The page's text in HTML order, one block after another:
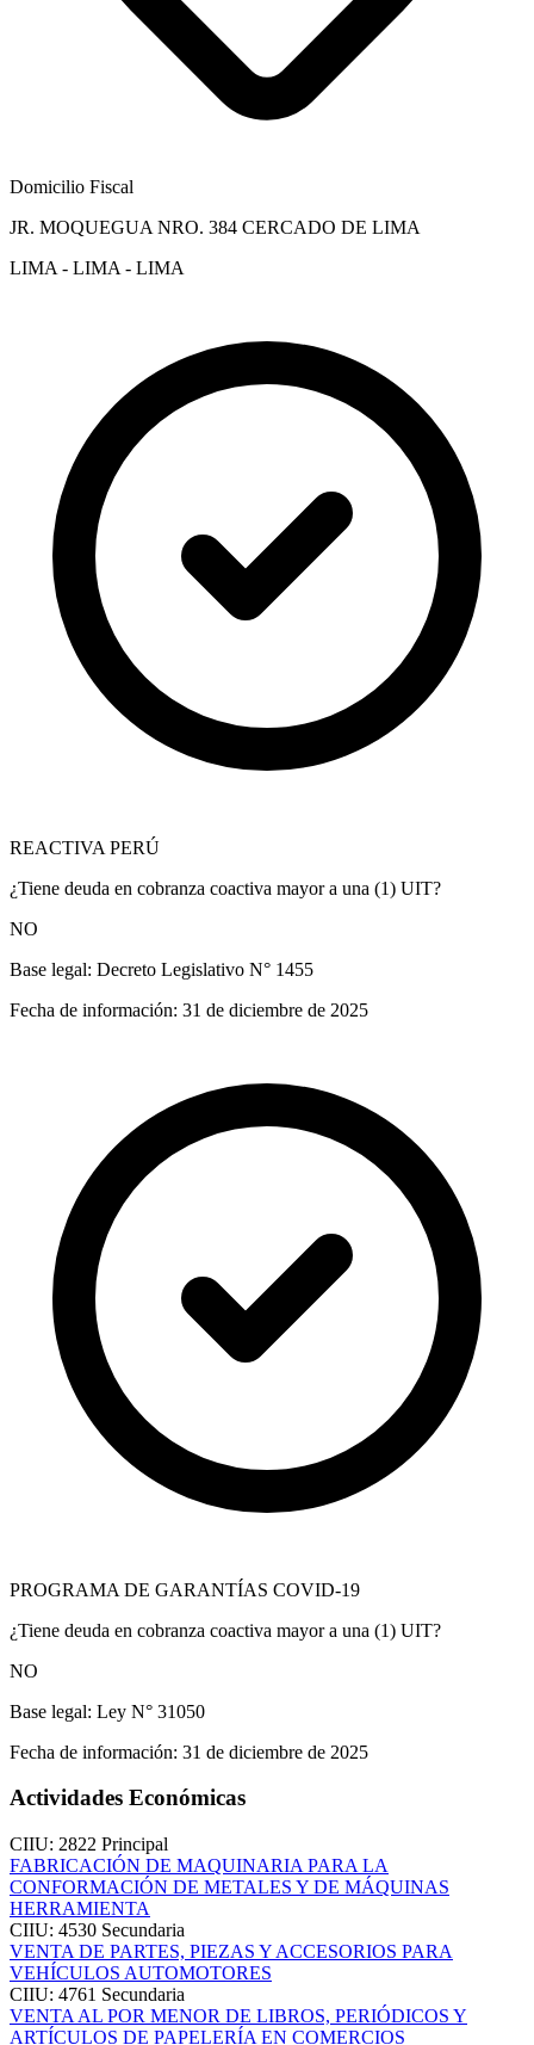
Domicilio Fiscal
JR. MOQUEGUA NRO. 384 CERCADO DE LIMA
LIMA - LIMA - LIMA
REACTIVA PERÚ
¿Tiene deuda en cobranza coactiva mayor a una (1) UIT?
NO
Base legal: Decreto Legislativo N° 1455
Fecha de información: 31 de diciembre de 2025
PROGRAMA DE GARANTÍAS COVID-19
¿Tiene deuda en cobranza coactiva mayor a una (1) UIT?
NO
Base legal: Ley N° 31050
Fecha de información: 31 de diciembre de 2025
Actividades Económicas
CIIU: 2822 Principal
FABRICACIÓN DE MAQUINARIA PARA LA
CONFORMACIÓN DE METALES Y DE MÁQUINAS
HERRAMIENTA
CIIU: 4530 Secundaria
VENTA DE PARTES, PIEZAS Y ACCESORIOS PARA
VEHÍCULOS AUTOMOTORES
CIIU: 4761 Secundaria
VENTA AL POR MENOR DE LIBROS, PERIÓDICOS Y
ARTÍCULOS DE PAPELERÍA EN COMERCIOS